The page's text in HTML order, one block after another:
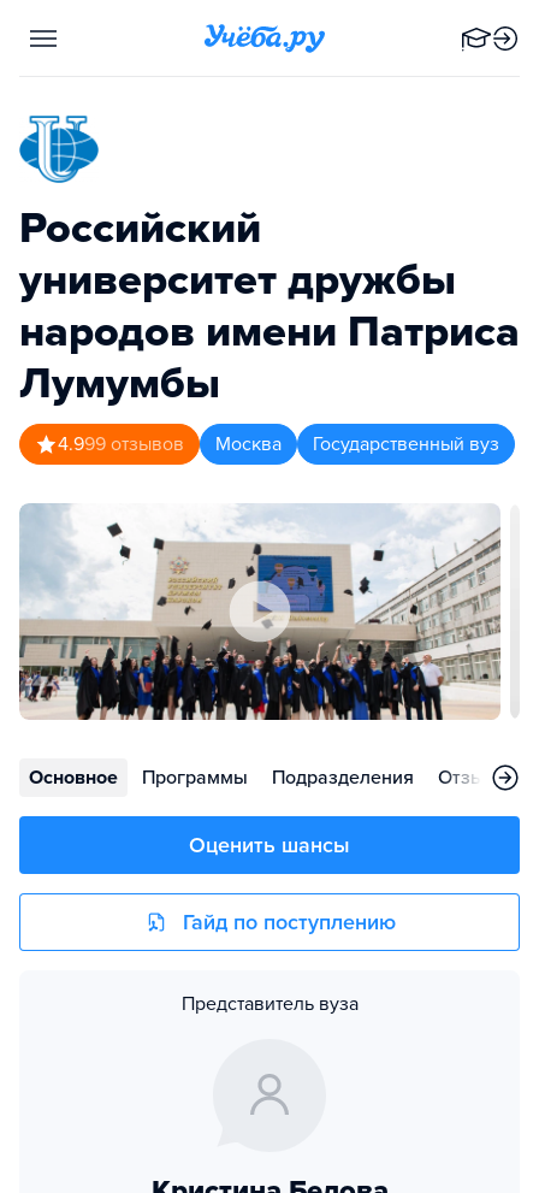
Российский
университет дружбы
народов имени Патриса
Лумумбы
4.999 отзывов Москва Государственный вуз
Основное Программы Подразделения Отзывы
Оценить шансы
Гайд по поступлению
Представитель вуза